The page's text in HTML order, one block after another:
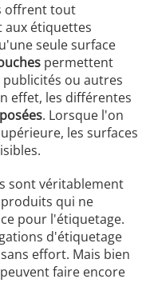
offrent tout
étiquettes
seule surface
permettent
ou autres
effet, les différentes
. Lorsque l'on
les surfaces
sont véritablement
qui ne
pour l'étiquetage.
d'étiquetage
effort. Mais bien
faire encore